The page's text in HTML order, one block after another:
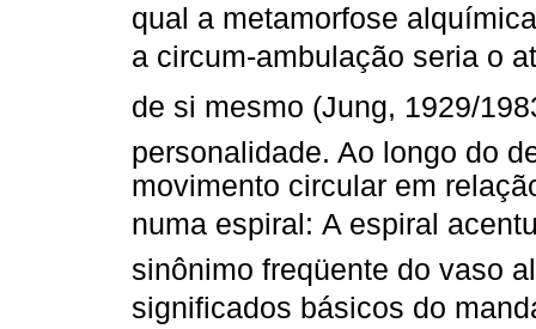
qual a metamorfose alquímica
a circum-ambulação seria o
de si mesmo (Jung, 1929/
personalidade. Ao longo do
movimento circular em
numa espiral: A espiral
sinônimo freqüente do vaso
significados básicos do